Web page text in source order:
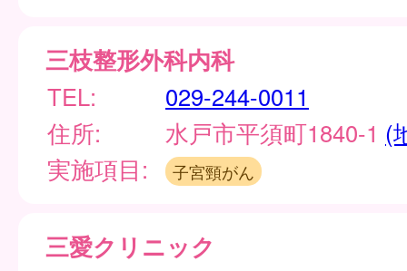
三枝整形外科内科
TEL:
029-244-0011
住所:
水戸市平須町1840-1 (
実施項目:
子宮頸がん
三愛クリニック